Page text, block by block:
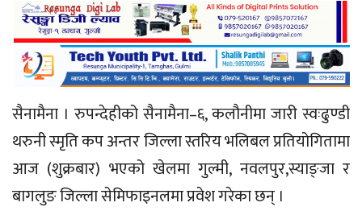
सैनामैना । रुपन्देहीको सैनामैना–६, कलौनीमा जारी स्वःढुण्डी
थरुनी स्मृति कप अन्तर जिल्ला स्तरिय भलिबल प्रतियोगितामा
आज (शुक्रबार) भएको खेलमा गुल्मी, नवलपुर,स्याङ्जा र
बागलुङ जिल्ला सेमिफाइनलमा प्रवेश गरेका छन् ।